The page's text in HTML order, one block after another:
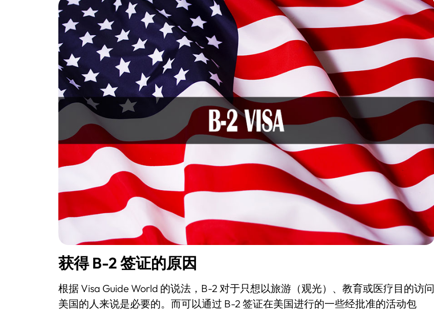
获得 B-2 签证的原因
根据 Visa Guide World 的说法，B-2 对于只想以旅游（观光）、教育或医疗目的访问
美国的人来说是必要的。而可以通过 B-2 签证在美国进行的一些经批准的活动包